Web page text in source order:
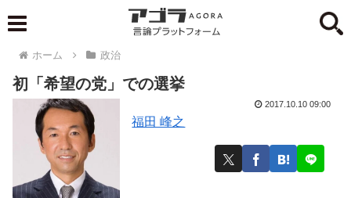
ホーム 政治
初「希望の党」での選挙
福田 峰之
2017.10.10 09:00